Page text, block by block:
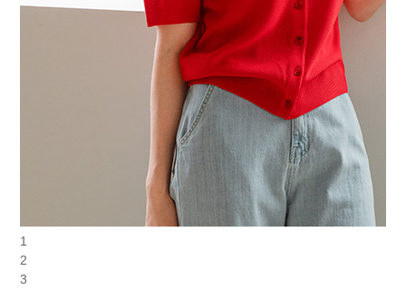
1
2
3